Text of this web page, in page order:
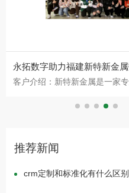
【陶瓷数字化案例】永拓
助力华光国瓷数字化转型
华光国瓷 华光国瓷是淄博陶
牌，多年来致力于传承与创
推荐新闻
crm定制和标准化有什么区别